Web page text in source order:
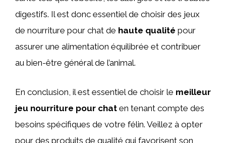
digestifs. Il est donc essentiel de choisir des jeux
de nourriture pour chat de haute qualité pour
assurer une alimentation équilibrée et contribuer
au bien-être général de l’animal.
En conclusion, il est essentiel de choisir le meilleur
jeu nourriture pour chat en tenant compte des
besoins spécifiques de votre félin. Veillez à opter
pour des produits de qualité qui favorisent son